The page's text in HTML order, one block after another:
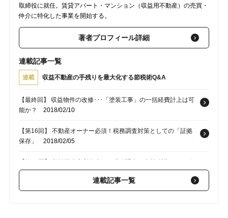
取締役に就任。賃貸アパート・マンション（収益用不動産）の売買・
仲介に特化した事業を開始する。
著者プロフィール詳細
連載記事一覧
連載 収益不動産の手残りを最大化する節税術Q&A
【最終回】 収益物件の改修･･･「塗装工事」の一括経費計上は可
能か？
2018/02/10
【第16回】 不動産オーナー必須！税務調査対策としての「証拠
保存」
2018/02/05
イントは？2018/02/03
【第14回】 収益物件の所有･･･資産形成に有利な「所有名義」
連載記事一覧